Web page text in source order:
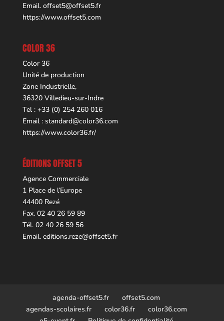
Email. offset5@offset5.fr
https://www.offset5.com
COLOR 36
Color 36
Unité de production
Zone Industrielle,
36320 Villedieu-sur-Indre
Tel : +33 (0) 254 260 016
Email : standard@color36.com
https://www.color36.fr/
ÉDITIONS OFFSET 5
Agence Commerciale
1 Place de l’Europe
44400 Rezé
Fax. 02 40 26 59 89
Tél. 02 40 26 59 56
Email. editions.reze@offset5.fr
agenda-offset5.fr
offset5.com
agendas-scolaires.fr
color36.fr
color36.com